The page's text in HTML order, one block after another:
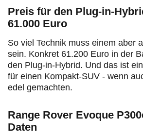
Preis für den Plug‑in-
61.000 Euro
So viel Technik muss einem aber
sein. Konkret 61.200 Euro in der
den Plug‑in-Hybrid. Und das ist
für einen Kompakt-SUV - wenn
edel gemachten.
Range Rover Evoque
Daten